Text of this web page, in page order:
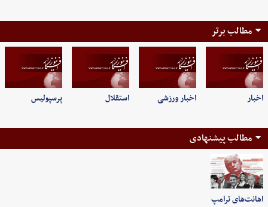
مطالب برتر
اخبار اخبار ورزشی استقلال پرسپولیس
مطالب پیشنهادی
اهانت‌های ترامپ